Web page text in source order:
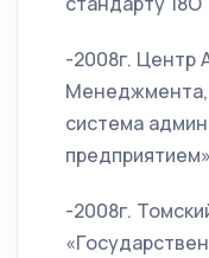
-2008г. Центр
Менеджмента,
система
-2008г.